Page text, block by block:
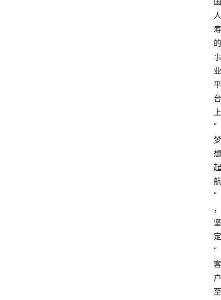
人
寿
的
事
业
平
台
上
“
梦
想
起
航
”
，
坚
定
“
客
户
至